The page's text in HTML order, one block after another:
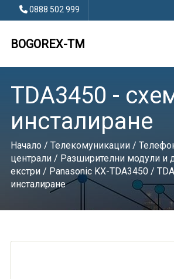
0888 502 999
BOGOREX-TM
TDA3450 -
инсталиране
Начало / Телекомуникации/
централи/ Разширителни модули и
екстри/ Panasonic KX-TDA3450/
инсталиране